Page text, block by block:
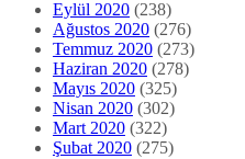
Eylül 2020 (238)
Ağustos 2020 (276)
Temmuz 2020 (273)
Haziran 2020 (278)
Mayıs 2020 (325)
Nisan 2020 (302)
Mart 2020 (322)
Şubat 2020 (275)